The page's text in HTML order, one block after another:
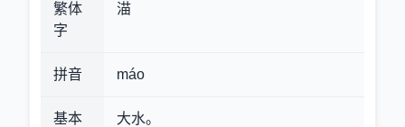
繁体
字
渵
拼音 máo
基本
大水。